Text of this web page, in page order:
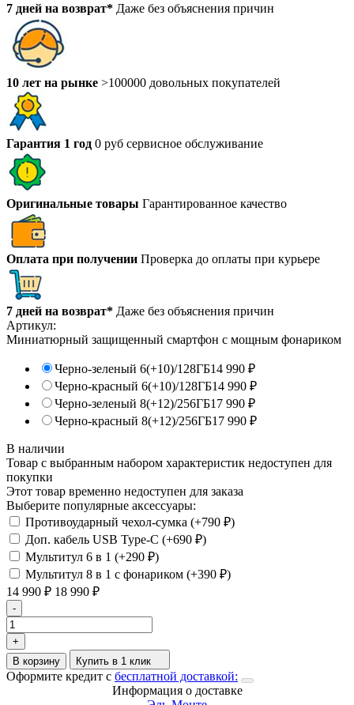
7 дней на возврат* Даже без объяснения причин
10 лет на рынке >100000 довольных покупателей
Гарантия 1 год 0 руб сервисное обслуживание
Оригинальные товары Гарантированное качество
Оплата при получении Проверка до оплаты при курьере
7 дней на возврат* Даже без объяснения причин
Артикул:
Миниатюрный защищенный смартфон с мощным фонариком
Черно-зеленый 6(+10)/128ГБ14 990 ₽
Черно-красный 6(+10)/128ГБ14 990 ₽
Черно-зеленый 8(+12)/256ГБ17 990 ₽
Черно-красный 8(+12)/256ГБ17 990 ₽
В наличии
Товар с выбранным набором характеристик недоступен для
покупки
Этот товар временно недоступен для заказа
Выберите популярные аксессуары:
Противоударный чехол-сумка (+790 ₽)
Доп. кабель USB Type-C (+690 ₽)
Мультитул 6 в 1 (+290 ₽)
Мультитул 8 в 1 с фонариком (+390 ₽)
14 990 ₽ 18 990 ₽
-
+
В корзину
Купить в 1 клик
Оформите кредит с бесплатной доставкой:
Информация о доставке